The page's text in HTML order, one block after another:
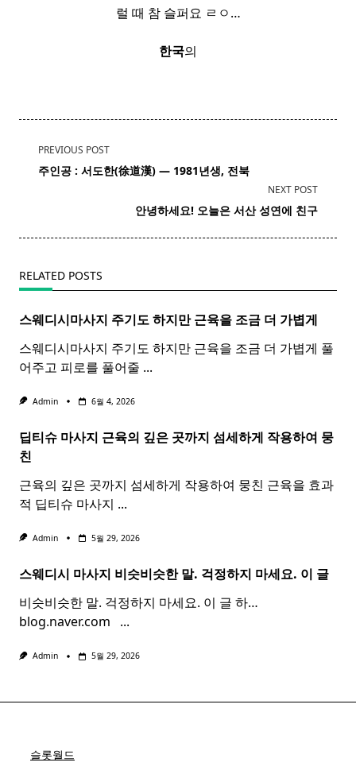
럴 때 참 슬퍼요 ㄹㅇ…
한국의
<span
class="nav-
text">Page</span>
PREVIOUS POST
주인공 : 서도한(徐道漢) — 1981년생, 전북
NEXT POST
​ 안녕하세요! 오늘은 서산 성연에 친구
RELATED POSTS
스웨디시마사지 주기도 하지만 근육을 조금 더 가볍게
스웨디시마사지 주기도 하지만 근육을 조금 더 가볍게 풀
어주고 피로를 풀어줄 ...
Admin 6월 4, 2026
딥티슈 마사지 근육의 깊은 곳까지 섬세하게 작용하여 뭉
친
근육의 깊은 곳까지 섬세하게 작용하여 뭉친 근육을 효과
적 딥티슈 마사지 ...
Admin 5월 29, 2026
스웨디시 마사지 비슷비슷한 말. 걱정하지 마세요. 이 글
비슷비슷한 말. 걱정하지 마세요. 이 글 하…
blog.naver.com ​ ​
...
Admin 5월 29, 2026
슬롯월드